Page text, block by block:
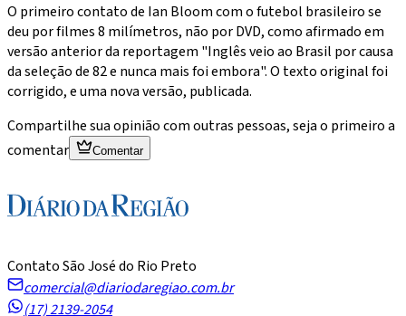
O primeiro contato de Ian Bloom com o futebol brasileiro se
deu por filmes 8 milímetros, não por DVD, como afirmado em
versão anterior da reportagem "Inglês veio ao Brasil por causa
da seleção de 82 e nunca mais foi embora". O texto original foi
corrigido, e uma nova versão, publicada.
Compartilhe sua opinião com outras pessoas, seja o primeiro a
comentar
Comentar
Contato São José do Rio Preto
comercial@diariodaregiao.com.br
(17) 2139-2054